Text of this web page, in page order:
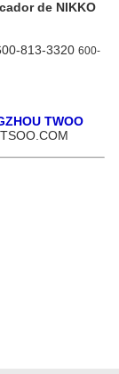
de NIKKO
813-3320 600-
TWOO